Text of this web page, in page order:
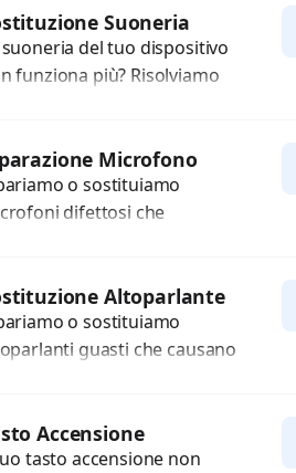
Suoneria
suoneria del tuo dispositivo
funziona più? Risolviamo
Microfono
o sostituiamo
difettosi che
Diagnosi accurata e
di...
Altoparlante
o sostituiamo
guasti che causano
per 3...
Accensione
tasto accensione non